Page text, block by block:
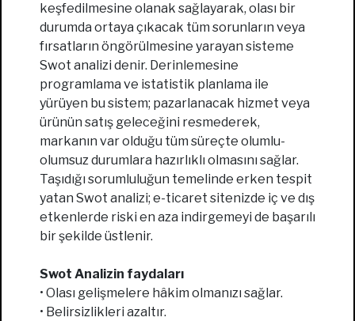
keşfedilmesine olanak sağlayarak, olası bir
durumda ortaya çıkacak tüm sorunların veya
fırsatların öngörülmesine yarayan sisteme
Swot analizi denir. Derinlemesine
programlama ve istatistik planlama ile
yürüyen bu sistem; pazarlanacak hizmet veya
ürünün satış geleceğini resmederek,
markanın var olduğu tüm süreçte olumlu-
olumsuz durumlara hazırlıklı olmasını sağlar.
Taşıdığı sorumluluğun temelinde erken tespit
yatan Swot analizi; e-ticaret sitenizde iç ve dış
etkenlerde riski en aza indirgemeyi de başarılı
bir şekilde üstlenir.
Swot Analizin faydaları
• Olası gelişmelere hâkim olmanızı sağlar.
• Belirsizlikleri azaltır.